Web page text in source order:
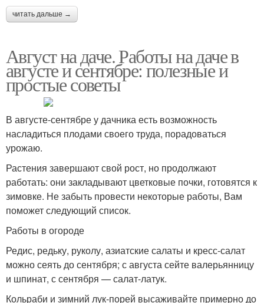
читать дальше →
Август на даче. Работы на даче в
августе и сентябре: полезные и
простые советы
В августе-сентябре у дачника есть возможность
насладиться плодами своего труда, порадоваться
урожаю.
Растения завершают свой рост, но продолжают
работать: они закладывают цветковые почки, готовятся к
зимовке. Не забыть провести некоторые работы, Вам
поможет следующий список.
Работы в огороде
Редис, редьку, руколу, азиатские салаты и кресс-салат
можно сеять до сентября; с августа сейте валерьянницу
и шпинат, с сентября — салат-латук.
Кольраби и зимний лук-порей высаживайте примерно до